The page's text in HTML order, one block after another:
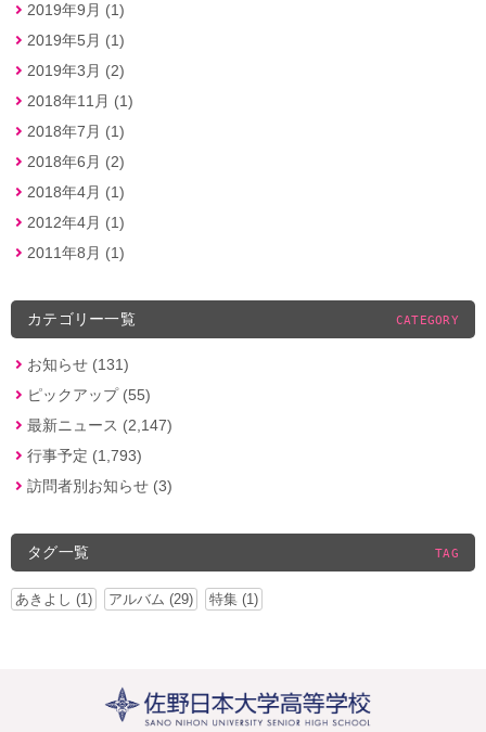
2019年9月 (1)
2019年5月 (1)
2019年3月 (2)
2018年11月 (1)
2018年7月 (1)
2018年6月 (2)
2018年4月 (1)
2012年4月 (1)
2011年8月 (1)
カテゴリー一覧 CATEGORY
お知らせ (131)
ピックアップ (55)
最新ニュース (2,147)
行事予定 (1,793)
訪問者別お知らせ (3)
タグ一覧 TAG
あきよし (1) アルバム (29) 特集 (1)